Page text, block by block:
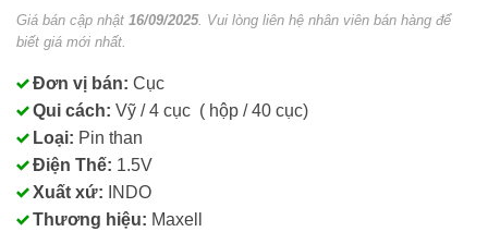
Giá bán cập nhật 16/09/2025. Vui lòng liên hệ nhân viên bán hàng để
biết giá mới nhất.
Đơn vị bán: Cục
Qui cách: Vỹ / 4 cục ( hộp / 40 cục)
Loại: Pin than
Điện Thế: 1.5V
Xuất xứ: INDO
Thương hiệu: Maxell